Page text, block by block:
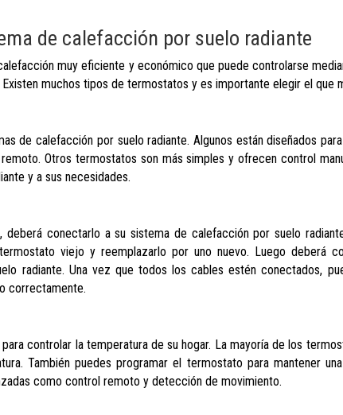
de calefacción por suelo radiante
muy eficiente y económico que puede controlarse
muchos tipos de termostatos y es importante elegir el que
de calefacción por suelo radiante. Algunos están diseñados
Otros termostatos son más simples y ofrecen control
y a sus necesidades.
conectarlo a su sistema de calefacción por suelo
viejo y reemplazarlo por uno nuevo. Luego deberá
radiante. Una vez que todos los cables estén conectados,
correctamente.
controlar la temperatura de su hogar. La mayoría de los
También puedes programar el termostato para mantener
como control remoto y detección de movimiento.